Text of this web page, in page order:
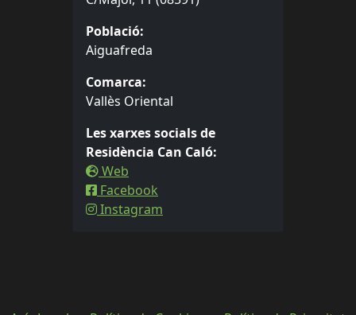
Població:
Aiguafreda
Comarca:
Vallès Oriental
Les xarxes socials de
Residència Can Caló:
Web
Facebook
Instagram